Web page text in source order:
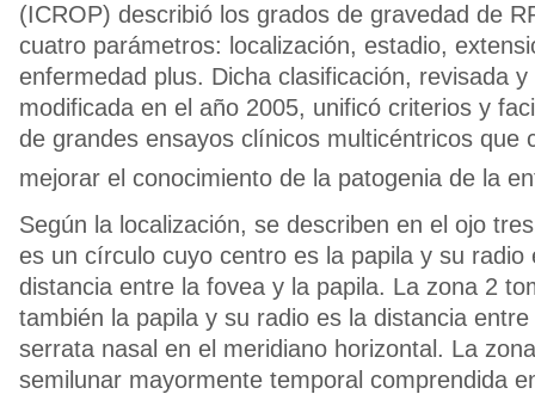
(ICROP) describió los grados de gravedad de
cuatro parámetros: localización, estadio,
enfermedad plus. Dicha clasificación, revisada
modificada en el año 2005, unificó criterios y
de grandes ensayos clínicos multicéntricos que
mejorar el conocimiento de la patogenia de la
Según la localización, se describen en el ojo
es un círculo cuyo centro es la papila y su radio
distancia entre la fovea y la papila. La zona 2
también la papila y su radio es la distancia
serrata nasal en el meridiano horizontal. La
semilunar mayormente temporal comprendida